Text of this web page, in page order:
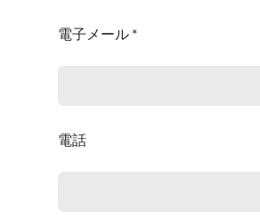
電子メール *
電話